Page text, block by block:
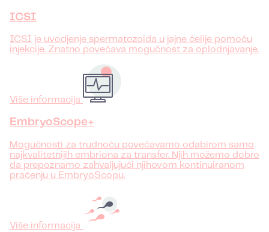
ICSI
ICSI je uvodjenje spermatozoida u jajne ćelije pomoću
injekcije. Znatno povećava mogućnost za oplodnjavanje.
Više informacija
EmbryoScope+
Mogućnosti za trudnoću povećavamo odabirom samo
najkvalitetnijih embriona za transfer. Njih možemo dobro
da prepoznamo zahvaljujući njihovom kontinuiranom
praćenju u EmbryoScopu.
Više informacija